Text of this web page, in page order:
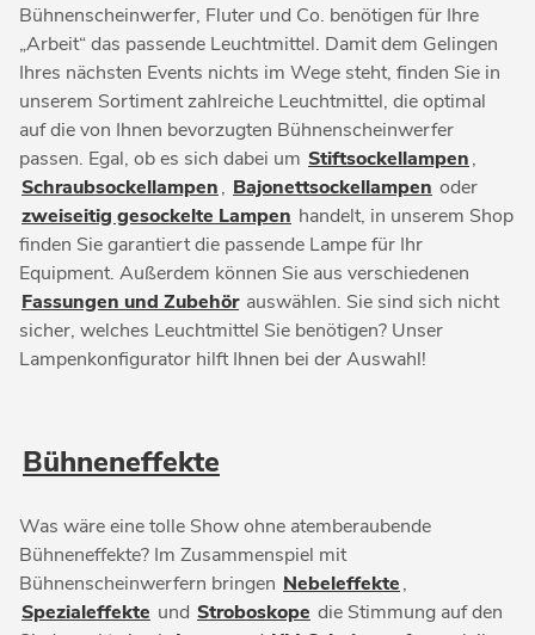
Bühnenscheinwerfer, Fluter und Co. benötigen für Ihre
„Arbeit“ das passende Leuchtmittel. Damit dem Gelingen
Ihres nächsten Events nichts im Wege steht, finden Sie in
unserem Sortiment zahlreiche Leuchtmittel, die optimal
auf die von Ihnen bevorzugten Bühnenscheinwerfer
passen. Egal, ob es sich dabei um Stiftsockellampen,
Schraubsockellampen, Bajonettsockellampen oder
zweiseitig gesockelte Lampen handelt, in unserem Shop
finden Sie garantiert die passende Lampe für Ihr
Equipment. Außerdem können Sie aus verschiedenen
Fassungen und Zubehör auswählen. Sie sind sich nicht
sicher, welches Leuchtmittel Sie benötigen? Unser
Lampenkonfigurator hilft Ihnen bei der Auswahl!
Bühneneffekte
Was wäre eine tolle Show ohne atemberaubende
Bühneneffekte? Im Zusammenspiel mit
Bühnenscheinwerfern bringen Nebeleffekte,
Spezialeffekte und Stroboskope die Stimmung auf den